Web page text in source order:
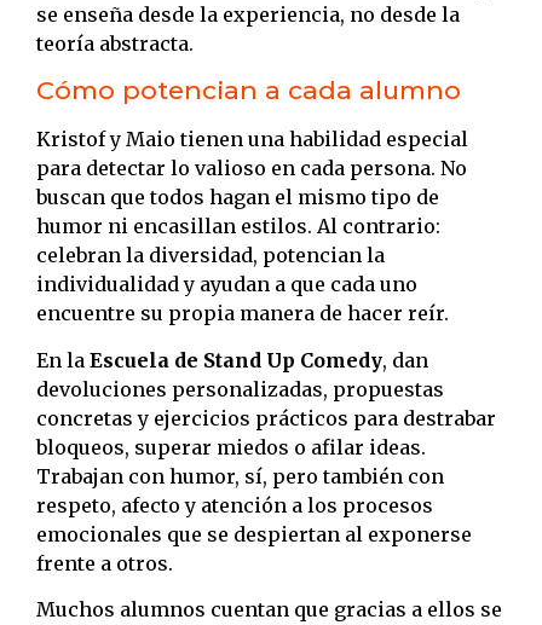
se enseña desde la experiencia, no desde la
teoría abstracta.
Cómo potencian a cada alumno
Kristof y Maio tienen una habilidad especial
para detectar lo valioso en cada persona. No
buscan que todos hagan el mismo tipo de
humor ni encasillan estilos. Al contrario:
celebran la diversidad, potencian la
individualidad y ayudan a que cada uno
encuentre su propia manera de hacer reír.
En la Escuela de Stand Up Comedy, dan
devoluciones personalizadas, propuestas
concretas y ejercicios prácticos para destrabar
bloqueos, superar miedos o afilar ideas.
Trabajan con humor, sí, pero también con
respeto, afecto y atención a los procesos
emocionales que se despiertan al exponerse
frente a otros.
Muchos alumnos cuentan que gracias a ellos se